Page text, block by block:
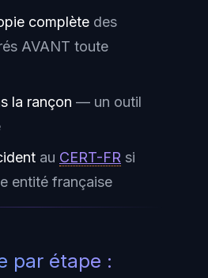
complète des
AVANT toute
la rançon — un outil
au CERT-FR si
entité française
par étape :